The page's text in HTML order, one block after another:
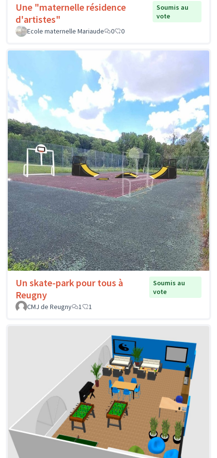
Une "maternelle résidence
d'artistes"
Soumis au
vote
Ecole maternelle Mariaude
0 0
Un skate-park pour tous à
Reugny
Soumis au
vote
CMJ de Reugny
1 1